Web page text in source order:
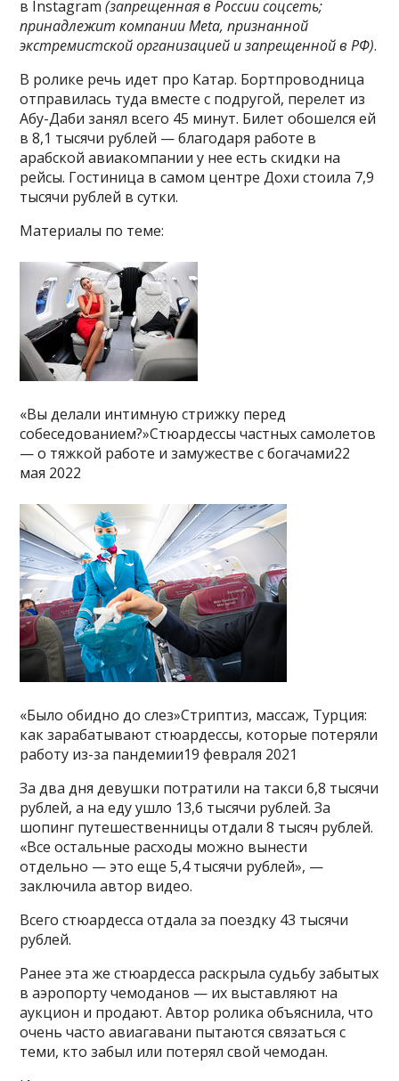
в Instagram(запрещенная в России соцсеть;
принадлежит компании Meta, признанной
экстремистской организацией и запрещенной в РФ).
В ролике речь идет про Катар. Бортпроводница
отправилась туда вместе с подругой, перелет из
Абу-Даби занял всего 45 минут. Билет обошелся ей
в 8,1 тысячи рублей — благодаря работе в
арабской авиакомпании у нее есть скидки на
рейсы. Гостиница в самом центре Дохи стоила 7,9
тысячи рублей в сутки.
Материалы по теме:
«Вы делали интимную стрижку перед
собеседованием?»Стюардессы частных самолетов
— о тяжкой работе и замужестве с богачами22
мая 2022
«Было обидно до слез»Стриптиз, массаж, Турция:
как зарабатывают стюардессы, которые потеряли
работу из-за пандемии19 февраля 2021
За два дня девушки потратили на такси 6,8 тысячи
рублей, а на еду ушло 13,6 тысячи рублей. За
шопинг путешественницы отдали 8 тысяч рублей.
«Все остальные расходы можно вынести
отдельно — это еще 5,4 тысячи рублей», —
заключила автор видео.
Всего стюардесса отдала за поездку 43 тысячи
рублей.
Ранее эта же стюардесса раскрыла судьбу забытых
в аэропорту чемоданов — их выставляют на
аукцион и продают. Автор ролика объяснила, что
очень часто авиагавани пытаются связаться с
теми, кто забыл или потерял свой чемодан.